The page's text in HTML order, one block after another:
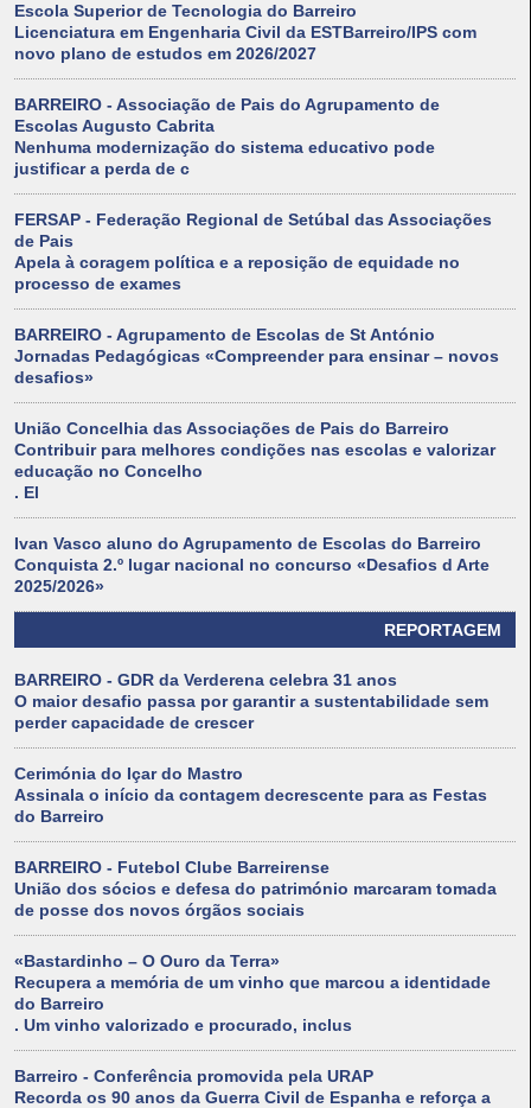
Escola Superior de Tecnologia do Barreiro
Licenciatura em Engenharia Civil da ESTBarreiro/IPS com
novo plano de estudos em 2026/2027
BARREIRO - Associação de Pais do Agrupamento de
Escolas Augusto Cabrita
Nenhuma modernização do sistema educativo pode
justificar a perda de c
FERSAP - Federação Regional de Setúbal das Associações
de Pais
Apela à coragem política e a reposição de equidade no
processo de exames
BARREIRO - Agrupamento de Escolas de St António
Jornadas Pedagógicas «Compreender para ensinar – novos
desafios»
União Concelhia das Associações de Pais do Barreiro
Contribuir para melhores condições nas escolas e valorizar
educação no Concelho
. El
Ivan Vasco aluno do Agrupamento de Escolas do Barreiro
Conquista 2.º lugar nacional no concurso «Desafios d Arte
2025/2026»
REPORTAGEM
BARREIRO - GDR da Verderena celebra 31 anos
O maior desafio passa por garantir a sustentabilidade sem
perder capacidade de crescer
Cerimónia do Içar do Mastro
Assinala o início da contagem decrescente para as Festas
do Barreiro
BARREIRO - Futebol Clube Barreirense
União dos sócios e defesa do património marcaram tomada
de posse dos novos órgãos sociais
«Bastardinho – O Ouro da Terra»
Recupera a memória de um vinho que marcou a identidade
do Barreiro
. Um vinho valorizado e procurado, inclus
Barreiro - Conferência promovida pela URAP
Recorda os 90 anos da Guerra Civil de Espanha e reforça a